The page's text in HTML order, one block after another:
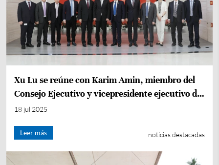
Xu Lu se reúne con Karim Amin, miembro del
Consejo Ejecutivo y vicepresidente ejecutivo de
Siemens Energy
18 jul 2025
Leer más noticias destacadas